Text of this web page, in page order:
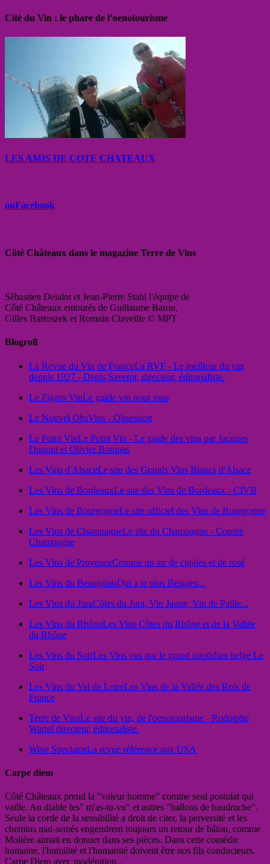
Cité du Vin : le phare de l’oenotourisme
LES AMIS DE COTE CHATEAUX
onFacebook
Côté Châteaux dans le magazine Terre de Vins
Sébastien Delalot et Jean-Pierre Stahl l'équipe de
Côté Châteaux entourés de Guillaume Barou,
Gilles Bartoszek et Romain Claveille © MPT
Blogroll
La Revue du Vin de FranceLa RVF - Le meilleur du vin
depuis 1927 - Denis Saverot, directeur, éditorialiste.
Le Figaro VinLe guide vin pour tous
Le Nouvel ObsVins - Obsession
Le Point VinLe Point Vin - Le guide des vins par Jacques
Dupont et Olivier Bompas
Les Vins d'AlsaceLe site des Grands Vins Blancs d'Alsace
Les Vins de BordeauxLe site des Vins de Bordeaux - CIVB
Les Vins de BourgogneLe site officiel des Vins de Bourgogne
Les Vins de ChampagneLe site du Champagne - Comité
Champagne
Les Vins de ProvenceComme un air de cigales et de rosé
Les Vins du BeaujolaisQui a le plus Beaujeu...
Les Vins du JuraCôtes du Jura, Vin Jaune, Vin de Paille...
Les Vins du RhôneLes Vins Côtes du Rhône et de la Vallée
du Rhône
Les Vins du SoirLes Vins vus par le grand quotidien belge Le
Soir
Les Vins du Val de LoireLes Vins de la Vallée des Rois de
France
Terre de VinsLe site du vin, de l'oenotourisme - Rodolphe
Wartel directeur, éditorialiste.
Wine SpectatorLa revue référence aux USA
Carpe diem
Côté Châteaux prend la "valeur homme" comme seul postulat qui
vaille. Au diable les" m'as-tu-vu" et autres "ballons de baudruche".
Seule la corde de la sensibilité a droit de citer, la perversité et les
chemins mal-semés engendrent toujours un retour de bâton, comme
Molière aimait en donner dans ses pièces. Dans cette comédie
humaine, l'humilité et l'humanité doivent être nos fils conducteurs.
Carpe Diem avec modération...